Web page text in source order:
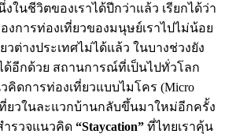
ในชีวิตของเราได้ปีกว่าแล้ว เรียกได้ว่า
งการท่องเที่ยวของมนุษย์เราไปไม่น้อย
วต่างประเทศไม่ได้แล้ว ในบางช่วงยัง
ด้อีกด้วย สถานการณ์ที่เป็นไปทั่วโลก
คิดการท่องเที่ยวแบบไมโคร (Micro
ที่ยวในละแวกบ้านกลับขึ้นมาใหม่อีกครั้ง
ำรวจแนวคิด “Staycation” ที่ไทยเราคุ้น